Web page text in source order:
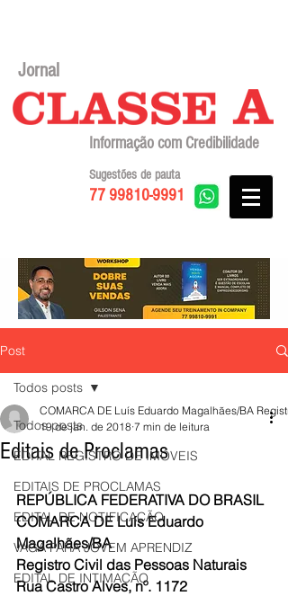
Jornal
Informação com Credibilidade
77 99810-9991
Sugestões de pauta
Post
Todos posts
EDITAL REGISTRO DE IMÓVEIS
EDITAIS DE PROCLAMAS
EDITAL DE NOTIFICAÇÃO
VAGA PARA JOVEM APRENDIZ
EDITAL DE INTIMAÇÃO
Todos posts
Editais de Proclamas
COMARCA DE Luís Eduardo Magalhães/BA
19 de jan. de 2018 7 min de leitura
REPÚBLICA FEDERATIVA DO BRASIL
COMARCA DE Luís Eduardo
Magalhães/BA
Registro Civil das Pessoas Naturais
Rua Castro Alves, nº. 1172